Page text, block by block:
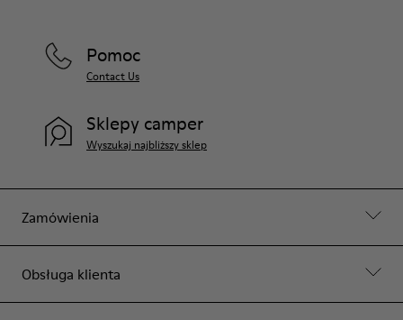
Zamówienia
Obsługa klienta
Pomoc
Contact Us
Sklepy camper
Wyszukaj najbliższy sklep